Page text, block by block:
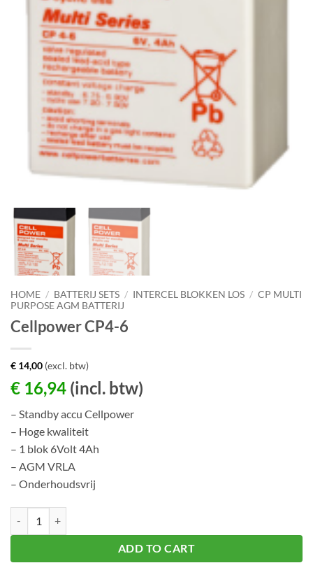
HOME / BATTERIJ SETS / INTERCEL BLOKKEN LOS / CP MULTI
PURPOSE AGM BATTERIJ
Cellpower CP4-6
€ 14,00 (excl. btw)
€ 16,94 (incl. btw)
– Standby accu Cellpower
– Hoge kwaliteit
– 1 blok 6Volt 4Ah
– AGM VRLA
– Onderhoudsvrij
ADD TO CART